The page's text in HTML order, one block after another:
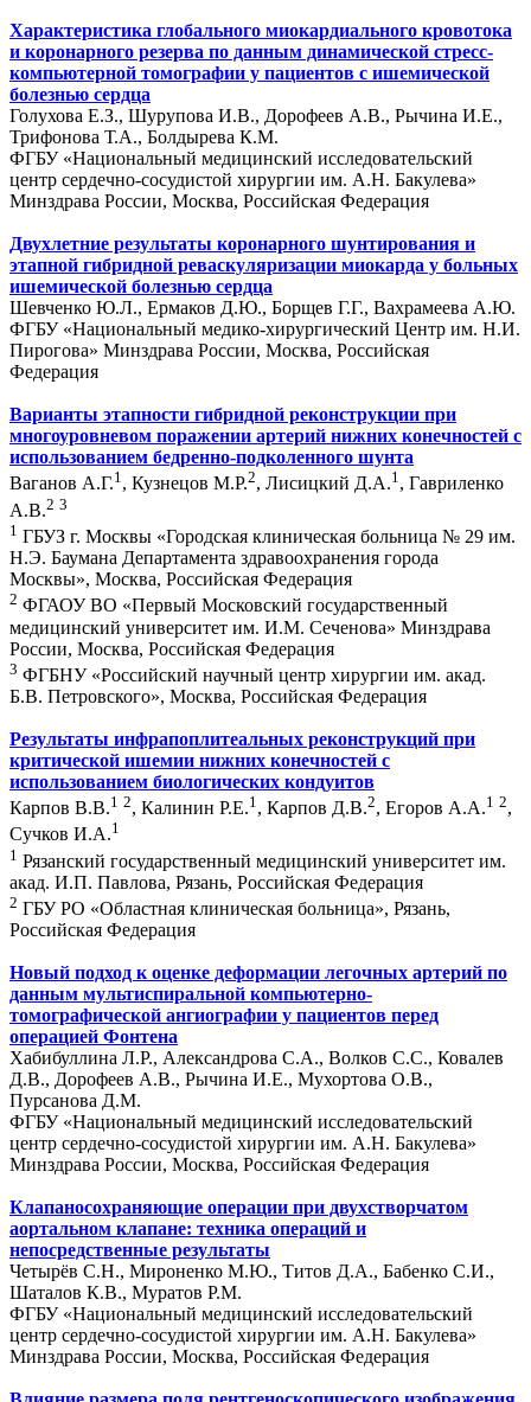
Характеристика глобального миокардиального кровотока
и коронарного резерва по данным динамической стресс-
компьютерной томографии у пациентов с ишемической
болезнью сердца
Голухова Е.З., Шурупова И.В., Дорофеев А.В., Рычина И.Е.,
Трифонова Т.А., Болдырева К.М.
ФГБУ «Национальный медицинский исследовательский
центр сердечно-сосудистой хирургии им. А.Н. Бакулева»
Минздрава России, Москва, Российская Федерация
Двухлетние результаты коронарного шунтирования и
этапной гибридной реваскуляризации миокарда у больных
ишемической болезнью сердца
Шевченко Ю.Л., Ермаков Д.Ю., Борщев Г.Г., Вахрамеева А.Ю.
ФГБУ «Национальный медико-хирургический Центр им. Н.И.
Пирогова» Минздрава России, Москва, Российская
Федерация
Варианты этапности гибридной реконструкции при
многоуровневом поражении артерий нижних конечностей с
использованием бедренно-подколенного шунта
Ваганов А.Г.1, Кузнецов М.Р.2, Лисицкий Д.А.1, Гавриленко
А.В.2 3
1 ГБУЗ г. Москвы «Городская клиническая больница № 29 им.
Н.Э. Баумана Департамента здравоохранения города
Москвы», Москва, Российская Федерация
2 ФГАОУ ВО «Первый Московский государственный
медицинский университет им. И.М. Сеченова» Минздрава
России, Москва, Российская Федерация
3 ФГБНУ «Российский научный центр хирургии им. акад.
Б.В. Петровского», Москва, Российская Федерация
Результаты инфрапоплитеальных реконструкций при
критической ишемии нижних конечностей с
использованием биологических кондуитов
Карпов В.В.1 2, Калинин Р.Е.1, Карпов Д.В.2, Егоров А.А.1 2,
Сучков И.А.1
1 Рязанский государственный медицинский университет им.
акад. И.П. Павлова, Рязань, Российская Федерация
2 ГБУ РО «Областная клиническая больница», Рязань,
Российская Федерация
Новый подход к оценке деформации легочных артерий по
данным мультиспиральной компьютерно-
томографической ангиографии у пациентов перед
операцией Фонтена
Хабибуллина Л.Р., Александрова С.А., Волков С.С., Ковалев
Д.В., Дорофеев А.В., Рычина И.Е., Мухортова О.В.,
Пурсанова Д.М.
ФГБУ «Национальный медицинский исследовательский
центр сердечно-сосудистой хирургии им. А.Н. Бакулева»
Минздрава России, Москва, Российская Федерация
Клапаносохраняющие операции при двухстворчатом
аортальном клапане: техника операций и
непосредственные результаты
Четырёв С.Н., Мироненко М.Ю., Титов Д.А., Бабенко С.И.,
Шаталов К.В., Муратов Р.М.
ФГБУ «Национальный медицинский исследовательский
центр сердечно-сосудистой хирургии им. А.Н. Бакулева»
Минздрава России, Москва, Российская Федерация